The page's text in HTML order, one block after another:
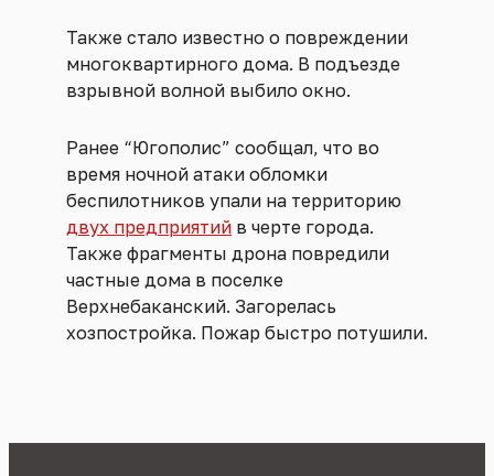
Также стало известно о повреждении
многоквартирного дома. В подъезде
взрывной волной выбило окно.
Ранее “Югополис” сообщал, что во
время ночной атаки обломки
беспилотников упали на территорию
двух предприятий в черте города.
Также фрагменты дрона повредили
частные дома в поселке
Верхнебаканский. Загорелась
хозпостройка. Пожар быстро потушили.